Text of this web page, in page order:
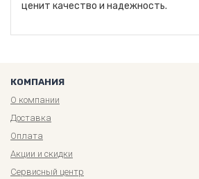
ценит качество и надежность.
КОМПАНИЯ
О компании
Доставка
Оплата
Акции и скидки
Сервисный центр